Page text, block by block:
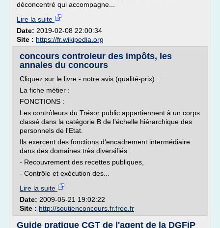
déconcentré qui accompagne...
Lire la suite
Date: 2019-02-08 22:00:34
Site : https://fr.wikipedia.org
concours controleur des impôts, les
annales du concours
Cliquez sur le livre - notre avis (qualité-prix) :
La fiche métier :
FONCTIONS :
Les contrôleurs du Trésor public appartiennent à un corps
classé dans la catégorie B de l'échelle hiérarchique des
personnels de l'Etat.
Ils exercent des fonctions d'encadrement intermédiaire
dans des domaines très diversifiés :
- Recouvrement des recettes publiques,
- Contrôle et exécution des...
Lire la suite
Date: 2009-05-21 19:02:22
Site : http://soutienconcours.fr.free.fr
Guide pratique CGT de l'agent de la DGFiP